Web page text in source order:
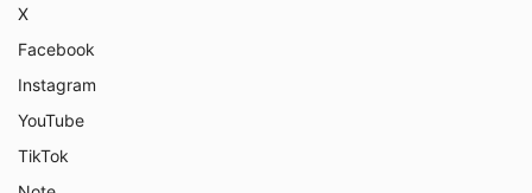
X
Facebook
Instagram
YouTube
TikTok